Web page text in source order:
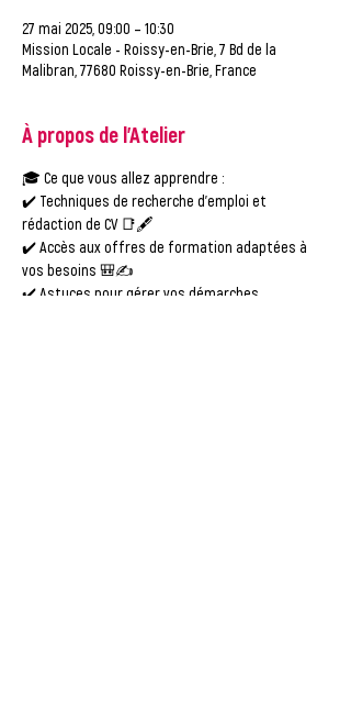
27 mai 2025, 09:00 – 10:30
Mission Locale - Roissy-en-Brie, 7 Bd de la
Malibran, 77680 Roissy-en-Brie, France
À propos de l'Atelier
🎓 Ce que vous allez apprendre :
✔️ Techniques de recherche d'emploi et
rédaction de CV 📑🖋️
✔️ Accès aux offres de formation adaptées à
vos besoins 🎒✍️
✔️ Astuces pour gérer vos démarches